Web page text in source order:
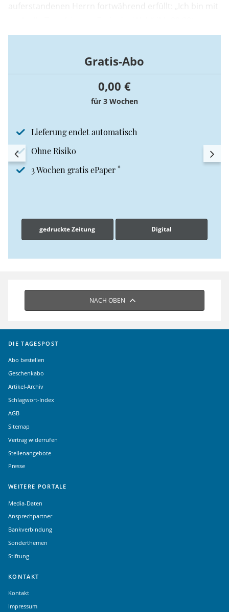
auferstandenen Herrn fortwährend erfüllt: „Ich bin mit
Deshalb bildet das Ostergeheimnis den Dreh- und
Gratis-Abo
0,00 €
für 3 Wochen
Lieferung endet automatisch
Ohne Risiko
3 Wochen gratis ePaper *
gedruckte Zeitung Digital
NACH OBEN
DIE TAGESPOST
Abo bestellen
Geschenkabo
Artikel-Archiv
Schlagwort-Index
AGB
Sitemap
Vertrag widerrufen
Stellenangebote
Presse
WEITERE PORTALE
Media-Daten
Ansprechpartner
Bankverbindung
Sonderthemen
Stiftung
KONTAKT
Kontakt
Impressum